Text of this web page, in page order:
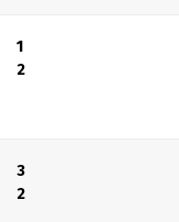
1
2
3
2